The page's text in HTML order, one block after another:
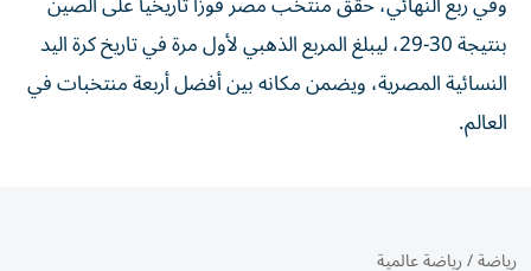
بنتيجة 30-29، ليبلغ المربع الذهبي لأول مرة في تاريخ كرة اليد
النسائية المصرية، ويضمن مكانه بين أفضل أربعة منتخبات في
العالم.
رياضة/رياضة عالمية